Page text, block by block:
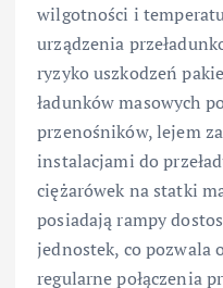
wilgotności i
urządzenia
ryzyko uszkodzeń
ładunków masowych
przenośników, lejem
instalacjami do
ciężarówek na statki
posiadają rampy
jednostek, co pozwala
regularne połączenia